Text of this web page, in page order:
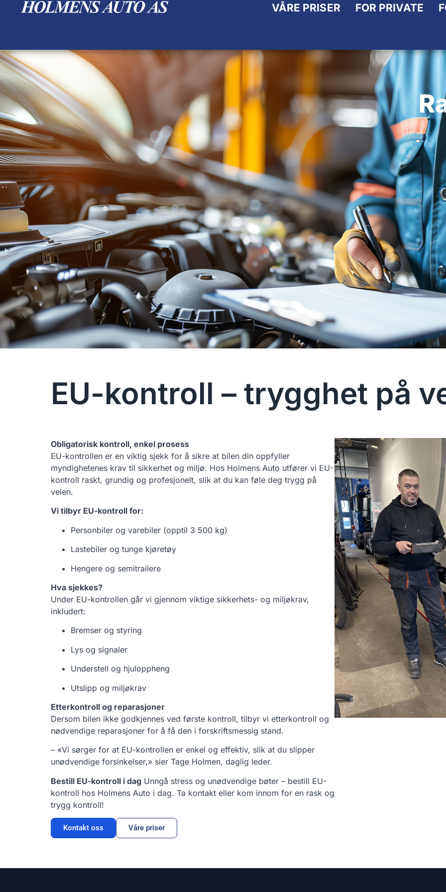
VÅRE PRISER FOR PRIVATE
EU-kontroll – trygghet på
Obligatorisk kontroll, enkel prosess
EU-kontrollen er en viktig sjekk for å sikre at bilen din oppfyller
myndighetenes krav til sikkerhet og miljø. Hos Holmens Auto utfører vi EU-
kontroll raskt, grundig og profesjonelt, slik at du kan føle deg trygg på
veien.
Vi tilbyr EU-kontroll for:
Personbiler og varebiler (opptil 3 500 kg)
Lastebiler og tunge kjøretøy
Hengere og semitrailere
Hva sjekkes?
Under EU-kontrollen går vi gjennom viktige sikkerhets- og miljøkrav,
inkludert:
Bremser og styring
Lys og signaler
Understell og hjuloppheng
Utslipp og miljøkrav
Etterkontroll og reparasjoner
Dersom bilen ikke godkjennes ved første kontroll, tilbyr vi etterkontroll og
nødvendige reparasjoner for å få den i forskriftsmessig stand.
– «Vi sørger for at EU-kontrollen er enkel og effektiv, slik at du slipper
unødvendige forsinkelser,» sier Tage Holmen, daglig leder.
Bestill EU-kontroll i dag Unngå stress og unødvendige bøter – bestill EU-
kontroll hos Holmens Auto i dag. Ta kontakt eller kom innom for en rask og
trygg kontroll!
Kontakt oss Våre priser